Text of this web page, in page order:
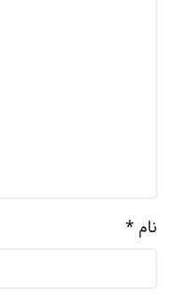
نام *